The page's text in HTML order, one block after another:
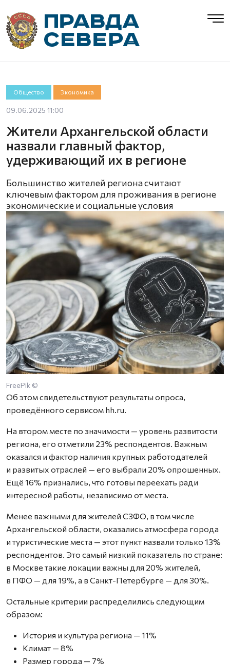
Общество Экономика
09.06.2025 11:00
Жители Архангельской области
назвали главный фактор,
удерживающий их в регионе
Большинство жителей региона считают
ключевым фактором для проживания в регионе
экономические и социальные условия
FreePik ©
Об этом свидетельствуют результаты опроса,
проведённого сервисом hh.ru.
На втором месте по значимости — уровень развитости
региона, его отметили 23% респондентов. Важным
оказался и фактор наличия крупных работодателей
и развитых отраслей — его выбрали 20% опрошенных.
Ещё 16% признались, что готовы переехать ради
интересной работы, независимо от места.
Менее важными для жителей СЗФО, в том числе
Архангельской области, оказались атмосфера города
и туристические места — этот пункт назвали только 13%
респондентов. Это самый низкий показатель по стране:
в Москве такие локации важны для 20% жителей,
в ПФО — для 19%, а в Санкт-Петербурге — для 30%.
Остальные критерии распределились следующим
образом:
История и культура региона — 11%
Климат — 8%
Размер города — 7%